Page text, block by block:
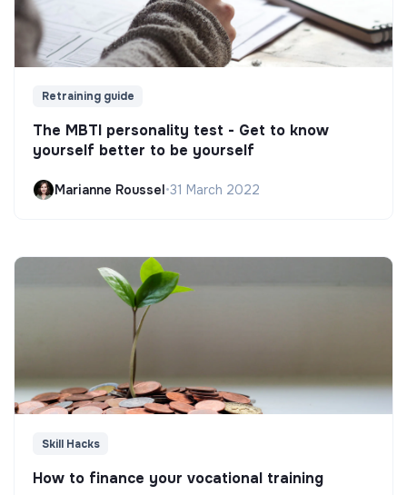
Retraining guide
The MBTI personality test - Get to know
yourself better to be yourself
Marianne Roussel•31 March 2022
Skill Hacks
How to finance your vocational training